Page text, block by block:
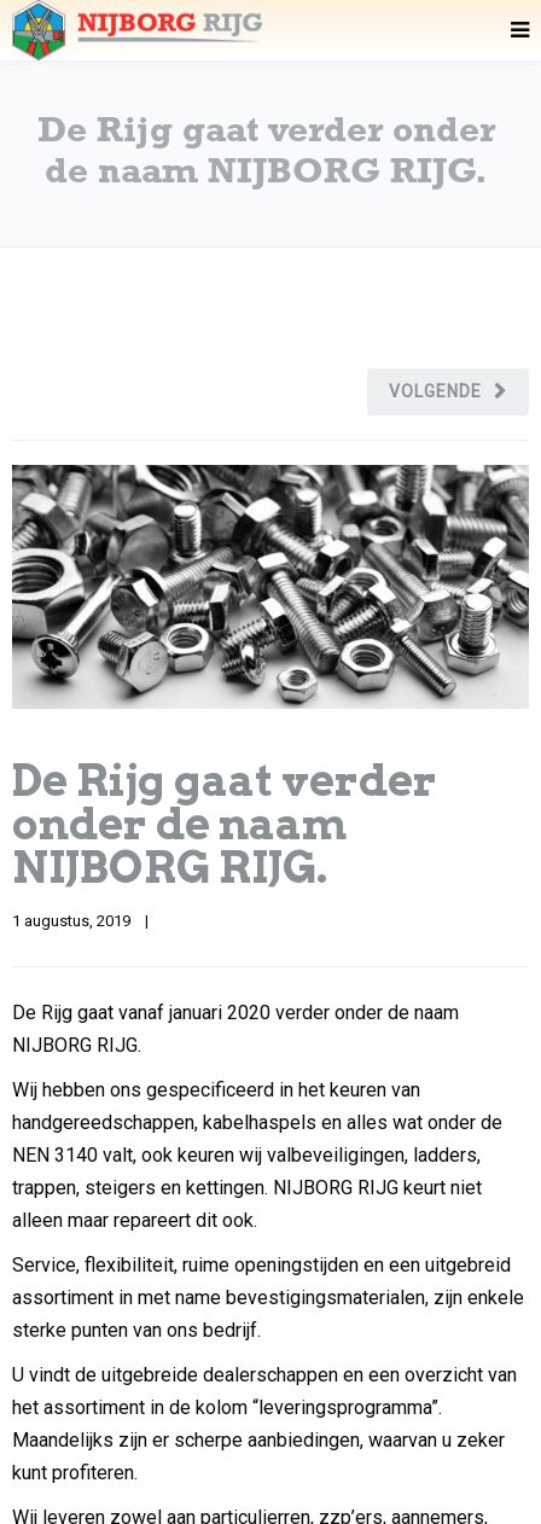
De Rijg gaat verder onder
de naam NIJBORG RIJG.
VOLGENDE
De Rijg gaat verder
onder de naam
NIJBORG RIJG.
1 augustus, 2019 |
De Rijg gaat vanaf januari 2020 verder onder de naam
NIJBORG RIJG.
Wij hebben ons gespecificeerd in het keuren van
handgereedschappen, kabelhaspels en alles wat onder de
NEN 3140 valt, ook keuren wij valbeveiligingen, ladders,
trappen, steigers en kettingen. NIJBORG RIJG keurt niet
alleen maar repareert dit ook.
Service, flexibiliteit, ruime openingstijden en een uitgebreid
assortiment in met name bevestigingsmaterialen, zijn enkele
sterke punten van ons bedrijf.
U vindt de uitgebreide dealerschappen en een overzicht van
het assortiment in de kolom “leveringsprogramma”.
Maandelijks zijn er scherpe aanbiedingen, waarvan u zeker
kunt profiteren.
Wij leveren zowel aan particulierren, zzp’ers, aannemers,